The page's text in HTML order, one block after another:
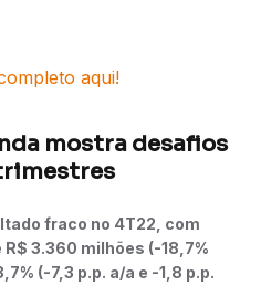
aqui!
mostra desafios
fraco no 4T22, com
3.360 milhões (-18,7%
(-7,3 p.p. a/a e -1,8 p.p.